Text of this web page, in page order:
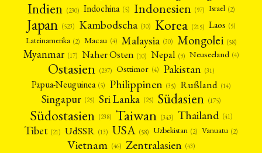
Indien (230) Indochina (5) Indonesien (97) Israel (2)
Japan (523) Kambodscha (30) Korea (215) Laos (5)
Lateinamerika (2) Macau (4) Malaysia (30) Mongolei (58)
Myanmar (17) Naher Osten (10) Nepal (9) Neuseeland (4)
Ostasien (297) Osttimor (4) Pakistan (31)
Papua-Neuguinea (5) Philippinen (35) Rußland (14)
Singapur (25) Sri Lanka (25) Südasien (175)
Südostasien (238) Taiwan (343) Thailand (41)
Tibet (21) UdSSR (13) USA (58) Uzbekistan (2) Vanuatu (2)
Vietnam (46) Zentralasien (43)